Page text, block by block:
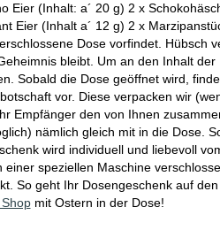
Eier (Inhalt: a´ 20 g) 2 x
Eier (Inhalt a´ 12 g) 2 x
Dose vorfindet. Hübsch
bleibt. Um an den Inhalt
Sobald die Dose geöffnet wird,
vor. Diese verpacken wir
Empfänger den von Ihnen
nämlich gleich mit in die Dose.
wird individuell und liebevoll
speziellen Maschine
So geht Ihr Dosengeschenk auf
mit Ostern in der Dose!